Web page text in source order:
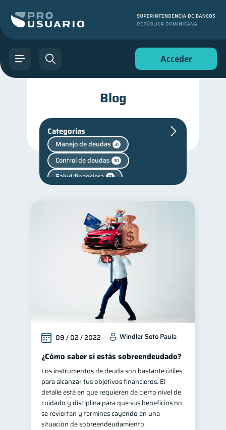
Acceder
Blog
Categorías
Manejo de deudas 31
Control de deudas 30
Salud financiera 12
1 inversiones
Salud mental 1
Finanzas personales 44
Educación financiera 31
Finanzas para jóvenes 30
Finanzas familiares 25
Inclusión financiera 22
Bienestar financiero 22
Finanzas para mujeres 20
Seguridad financiera 13
Productos financieros
Organización Financiera 10
Entidad financiera
09 / 02 / 2022 Windler Soto Paula
¿Cómo saber si estás sobreendeudado?
Los instrumentos de deuda son bastante útiles
para alcanzar tus objetivos financieros. El
detalle está en que requieren de cierto nivel de
cuidado y disciplina para que sus beneficios no
se reviertan y termines cayendo en una
situación de sobreendeudamiento.